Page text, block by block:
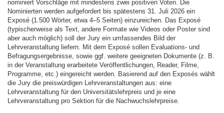
nominiert Vorschläge mit mindestens zwei positiven Voten. Die
Nominierten werden aufgefordert bis spätestens 31. Juli 2026 ein
Exposé (1.500 Wörter, etwa 4–5 Seiten) einzureichen. Das Exposé
(typischerweise als Text, andere Formate wie Videos oder Poster sind
aber auch möglich) soll der Jury ein umfassendes Bild der
Lehrveranstaltung liefern. Mit dem Exposé sollen Evaluations- und
Befragungsergebnisse, sowie ggf. weitere geeigneten Dokumente (z. B.
in der Veranstaltung erarbeitete Veröffentlichungen, Reader, Filme,
Programme, etc.) eingereicht werden. Basierend auf den Exposés wählt
die Jury die preiswürdigen Lehrveranstaltungen aus: eine
Lehrveranstaltung für den Universitätslehrpreis und je eine
Lehrveranstaltung pro Sektion für die Nachwuchslehrpreise.